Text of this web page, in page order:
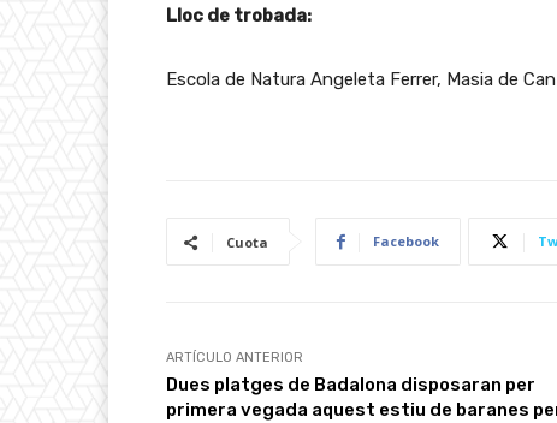
Lloc de trobada:
Escola de Natura Angeleta Ferrer, Masia de
Cuota Facebook
ARTÍCULO ANTERIOR
Dues platges de Badalona disposaran per
primera vegada aquest estiu de baranes